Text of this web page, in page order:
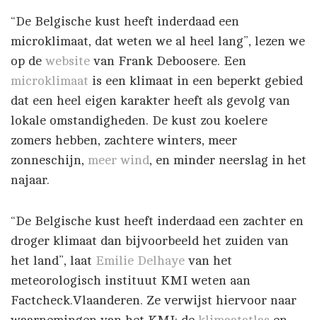
“De Belgische kust heeft inderdaad een
microklimaat, dat weten we al heel lang”, lezen we
op de website van Frank Deboosere. Een
microklimaat is een klimaat in een beperkt gebied
dat een heel eigen karakter heeft als gevolg van
lokale omstandigheden. De kust zou koelere
zomers hebben, zachtere winters, meer
zonneschijn, meer wind, en minder neerslag in het
najaar.
“De Belgische kust heeft inderdaad een zachter en
droger klimaat dan bijvoorbeeld het zuiden van
het land”, laat Emilie Delhaye van het
meteorologisch instituut KMI weten aan
Factcheck.Vlaanderen. Ze verwijst hiervoor naar